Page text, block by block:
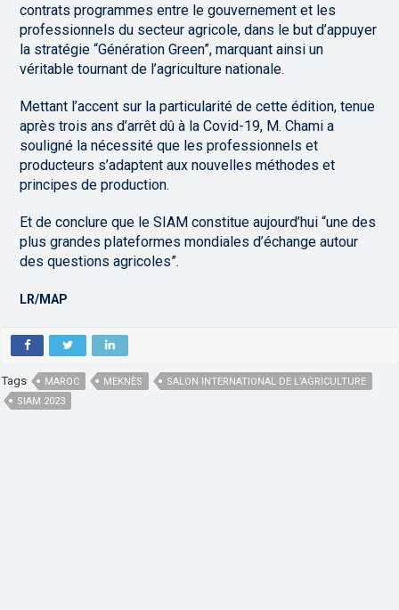
contrats programmes entre le gouvernement et les
professionnels du secteur agricole, dans le but d’appuyer
la stratégie “Génération Green”, marquant ainsi un
véritable tournant de l’agriculture nationale.
Mettant l’accent sur la particularité de cette édition, tenue
après trois ans d’arrêt dû à la Covid-19, M. Chami a
souligné la nécessité que les professionnels et
producteurs s’adaptent aux nouvelles méthodes et
principes de production.
Et de conclure que le SIAM constitue aujourd’hui “une des
plus grandes plateformes mondiales d’échange autour
des questions agricoles”.
LR/MAP
Tags MAROC MEKNÈS
SALON INTERNATIONAL DE L’AGRICULTURE
SIAM 2023